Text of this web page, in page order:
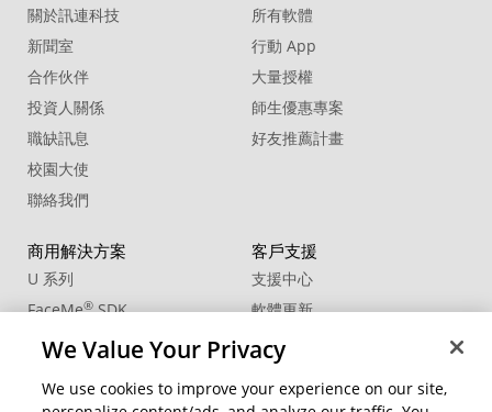
關於訊連科技
新聞室
合作伙伴
投資人關係
職缺訊息
校園大使
聯絡我們
所有軟體
行動 App
大量授權
師生優惠專案
好友推薦計畫
商用解決方案
U 系列
FaceMe®SDK
客戶支援
支援中心
軟體更新
教學中心
We Value Your Privacy
We use cookies to improve your experience on our site,